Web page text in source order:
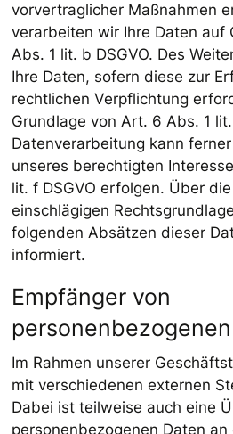
vorvertraglicher Maßnahmen
verarbeiten wir Ihre Daten auf
Abs. 1 lit. b DSGVO. Des
Ihre Daten, sofern diese zur
rechtlichen Verpflichtung
Grundlage von Art. 6 Abs. 1 lit.
Datenverarbeitung kann
unseres berechtigten
lit. f DSGVO erfolgen. Über
einschlägigen
folgenden Absätzen dieser
informiert.
Empfänger von
Im Rahmen unserer
mit verschiedenen externen
Dabei ist teilweise auch eine
personenbezogenen Daten